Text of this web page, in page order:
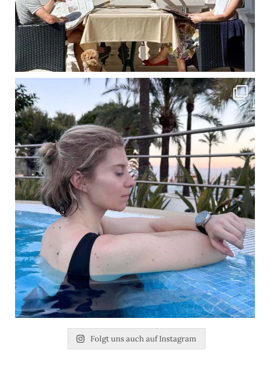
Folgt uns auch auf Instagram